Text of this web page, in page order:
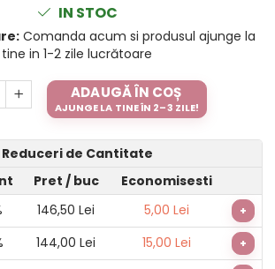
IN STOC
Comanda acum si produsul ajunge la
tine in 1-2 zile lucrătoare
ADAUGĂ ÎN COȘ
AJUNGE LA TINE ÎN 2–3 ZILE!
Reduceri de Cantitate
Pret / buc
Economisesti
146,50 Lei 5,00 Lei +
144,00 Lei 15,00 Lei +